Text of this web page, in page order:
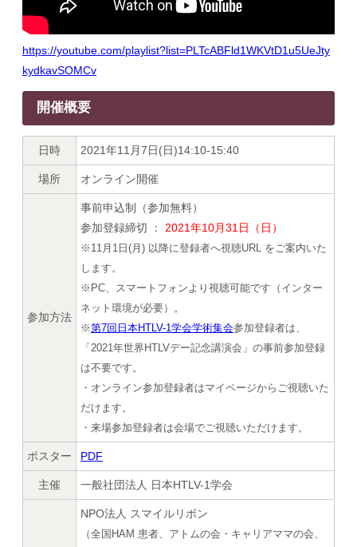
https://youtube.com/playlist?list=PLTcABFld1WKVtD1u5UeJty
kydkavSOMCv
開催概要
日時 2021年11月7日(日)14:10-15:40
場所 オンライン開催
参加方法
事前申込制（参加無料）
参加登録締切 ： 2021年10月31日（日）
※11月1日(月) 以降に登録者へ視聴URL をご案内いた
します。
※PC、スマートフォンより視聴可能です（インター
ネット環境が必要）。
※第7回日本HTLV-1学会学術集会参加登録者は、
「2021年世界HTLVデー記念講演会」の事前参加登録
は不要です。
・オンライン参加登録者はマイページからご視聴いた
だけます。
・来場参加登録者は会場でご視聴いただけます。
ポスター PDF
主催 一般社団法人 日本HTLV-1学会
NPO法人 スマイルリボン
（全国HAM 患者、アトムの会・キャリアママの会、